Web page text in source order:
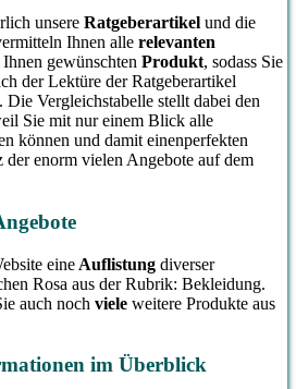
unsere Ratgeberartikel und die
Ihnen alle relevanten
gewünschten Produkt, sodass Sie
der Lektüre der Ratgeberartikel
Die Vergleichstabelle stellt dabei den
Sie mit nur einem Blick alle
können und damit einenperfekten
der enorm vielen Angebote auf dem
eine Auflistung diverser
Rosa aus der Rubrik: Bekleidung.
auch noch viele weitere Produkte aus
im Überblick